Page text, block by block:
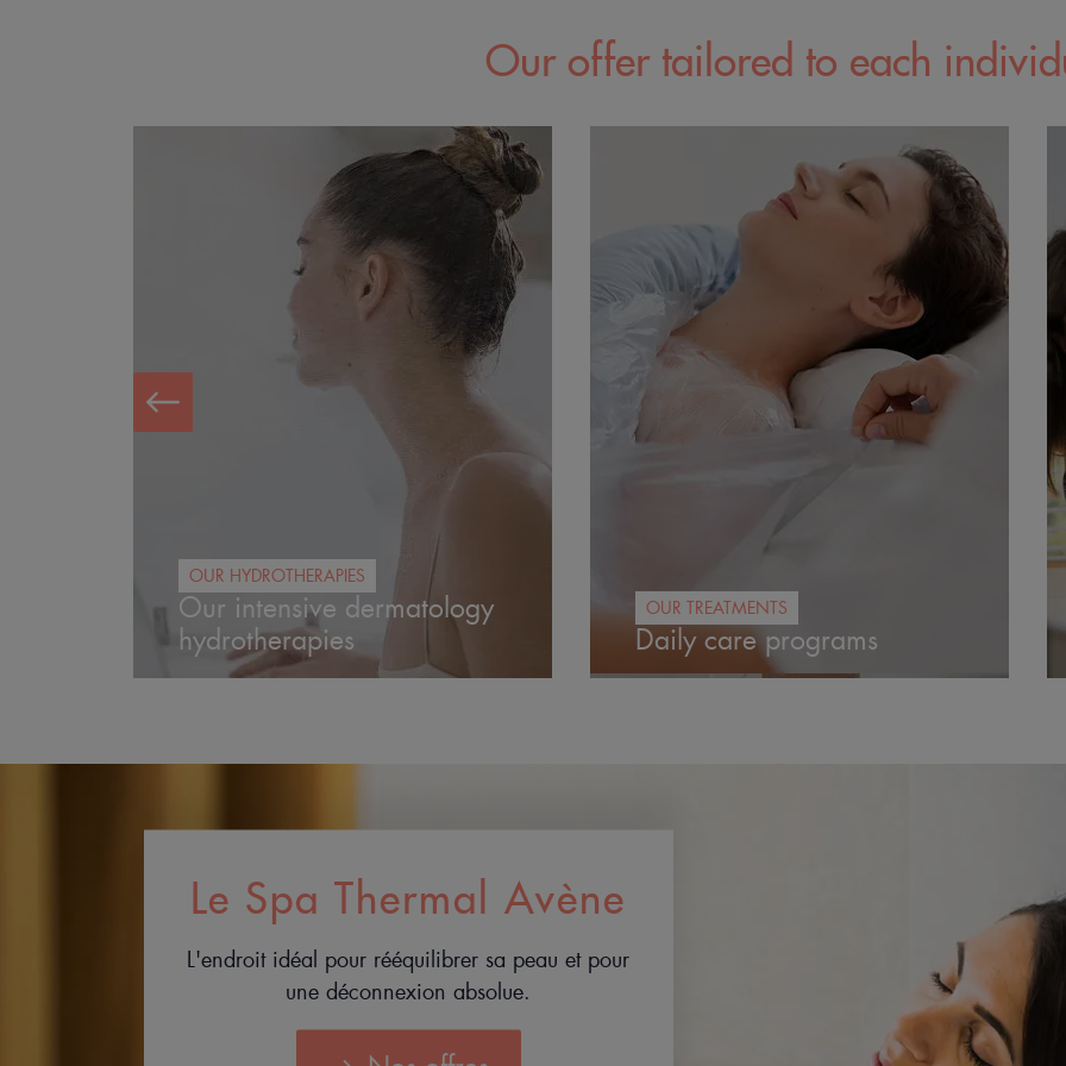
Our offer tailored to each
prev
OUR HYDROTHERAPIES
Our intensive dermatology
hydrotherapies
OUR TREATMENTS
Daily care programs
Le Spa Thermal Avène
L'endroit idéal pour rééquilibrer sa peau et pour
une déconnexion absolue.